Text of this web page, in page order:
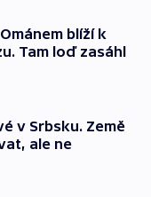
blíží k
Tam loď zasáhl
v Srbsku. Země
ale ne